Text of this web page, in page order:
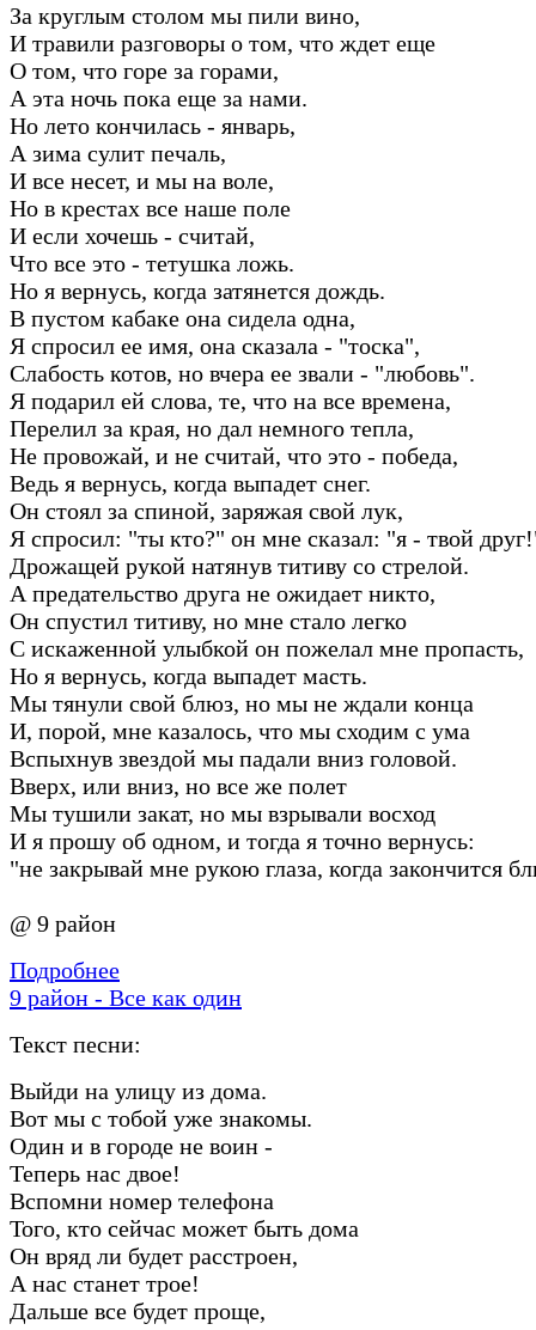
За круглым столом мы пили вино,
И травили разговоры о том, что ждет еще
О том, что горе за горами,
А эта ночь пока еще за нами.
Но лето кончилась - январь,
А зима сулит печаль,
И все несет, и мы на воле,
Но в крестах все наше поле
И если хочешь - считай,
Что все это - тетушка ложь.
Но я вернусь, когда затянется дождь.
В пустом кабаке она сидела одна,
Я спросил ее имя, она сказала - "тоска",
Слабость котов, но вчера ее звали - "любовь".
Я подарил ей слова, те, что на все времена,
Перелил за края, но дал немного тепла,
Не провожай, и не считай, что это - победа,
Ведь я вернусь, когда выпадет снег.
Он стоял за спиной, заряжая свой лук,
Я спросил: "ты кто?" он мне сказал: "я - твой
Дрожащей рукой натянув титиву со стрелой.
А предательство друга не ожидает никто,
Он спустил титиву, но мне стало легко
С искаженной улыбкой он пожелал мне пропасть,
Но я вернусь, когда выпадет масть.
Мы тянули свой блюз, но мы не ждали конца
И, порой, мне казалось, что мы сходим с ума
Вспыхнув звездой мы падали вниз головой.
Вверх, или вниз, но все же полет
Мы тушили закат, но мы взрывали восход
И я прошу об одном, и тогда я точно вернусь:
"не закрывай мне рукою глаза, когда закончится
@ 9 район
Подробнее
9 район - Все как один
Текст песни:
Выйди на улицу из дома.
Вот мы с тобой уже знакомы.
Один и в городе не воин -
Теперь нас двое!
Вспомни номер телефона
Того, кто сейчас может быть дома
Он вряд ли будет расстроен,
А нас станет трое!
Дальше все будет проще,